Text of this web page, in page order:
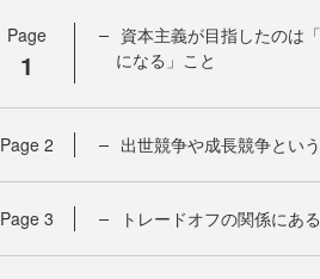
Page
1
資本主義が目指したのは
になる」こと
Page 2 出世競争や成長競争とい
Page 3 トレードオフの関係にあ